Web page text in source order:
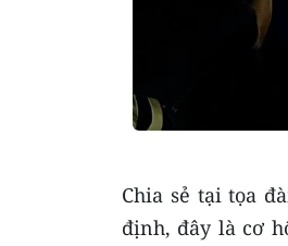
Chia sẻ tại tọa
định, đây là cơ